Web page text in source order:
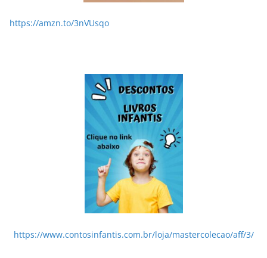
https://amzn.to/3nVUsqo
https://www.contosinfantis.com.br/loja/mastercolecao/aff/3/